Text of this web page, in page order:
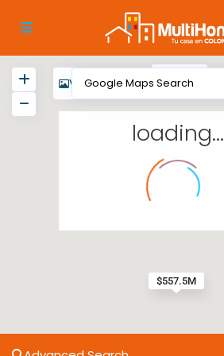
$557.5M
loading...
View My Location